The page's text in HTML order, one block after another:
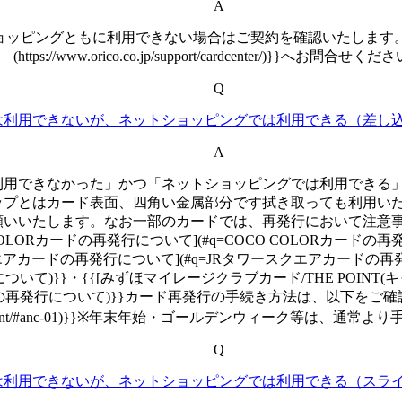
A
ピングともに利用できない場合はご契約を確認いたしま
(https://www.orico.co.jp/support/cardcenter/)}}へお問合せくださ
Q
利用できないが、ネットショッピングでは利用できる（差し
A
できなかった」かつ「ネットショッピングでは利用でき
とはカード表面、四角い金属部分です拭き取っても利用い
いたします。なお一部のカードでは、再発行において注
カードの再発行について](#q=COCO COLORカードの
ードの再発行について](#q=JRタワースクエアカードの再
ついて)}}・{{[みずほマイレージクラブカード/THE POINT(
発行について)}}カード再発行の手続き方法は、以下をご
#anc-01)}}※年末年始・ゴールデンウィーク等は、通常よ
Q
利用できないが、ネットショッピングでは利用できる（スラ